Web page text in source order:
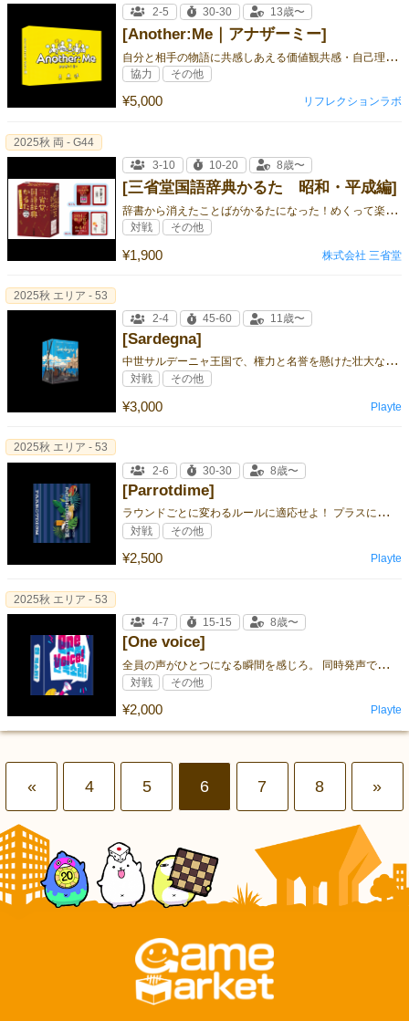
[Another:Me｜アナザーミー]
自
分と相手の物語に共感しあえる価値観共感・自己理解コミュニケーションゲーム
¥5,000
2-5
30-30 13歳〜
協力 その他
リフレクションラボ
[三省堂国語辞典かるた 昭和・平成編]
辞
書から消えたことばがかるたになった！めくって楽しい、なつかしい！
¥1,900
2025秋 両 - G44
3-10
10-20 8歳〜
対戦 その他
株式会社 三省堂
[Sardegna]
中
世サルデーニャ王国で、権力と名誉を懸けた壮大な覇権争いが始まる——！ 貴族として島を支配し、最も影響力のある人物となれ！
¥3,000
2025秋 エリア - 53
2-4
45-60 11歳〜
対戦 その他
Playte
[Parrotdime]
ラ
ウンドごとに変わるルールに適応せよ！ プラスにもマイナスにもなるスコア条件を読み切り、頂点を目指せ！
¥2,500
2025秋 エリア - 53
2-6
30-30 8歳〜
対戦 その他
Playte
[One voice]
全
員の声がひとつになる瞬間を感じろ。 同時発声で謎の単語を導き出す、共感系ワードパーティーゲーム！
¥2,000
2025秋 エリア - 53
4-7
15-15 8歳〜
対戦 その他
Playte
« 4 5 6 7 8 »